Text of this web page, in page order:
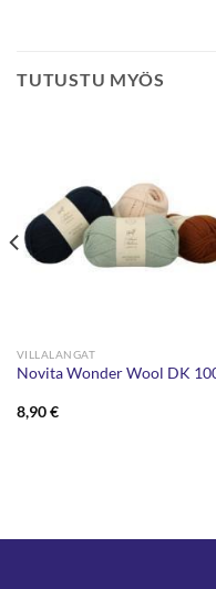
TUTUSTU MYÖS
VILLALANGAT
Novita Wonder Wool DK
8,90€